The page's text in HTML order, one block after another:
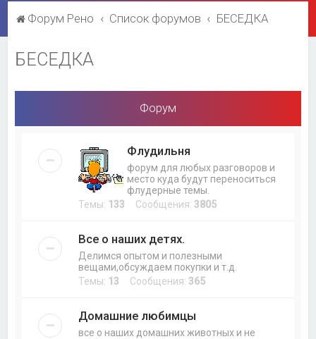
Форум Рено Список форумов БЕСЕДКА
БЕСЕДКА
Форум
Флудильня
форум для любых разговоров и
место куда будут переноситься
флудерные темы.
Темы: 133 Сообщения: 3805
Все о наших детях.
Делимся опытом и полезными
вещами,обсуждаем покупки и т.д.
Темы: 13 Сообщения: 365
Домашние любимцы
все о наших домашних животных и не